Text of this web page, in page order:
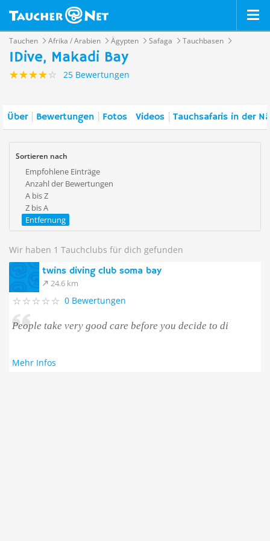
Tauchen Afrika / Arabien Ägypten Safaga Tauchbasen
IDive, Makadi Bay
25 Bewertungen
Über Bewertungen Fotos Videos Tauchsafaris in der
Sortieren nach
Empfohlene Einträge
Anzahl der Bewertungen
A bis Z
Z bis A
Entfernung
Wir haben 1 Tauchclubs für dich gefunden
twins diving club soma bay
24.6 km
0 Bewertungen
People take very good care before you decide to di
Mehr Infos